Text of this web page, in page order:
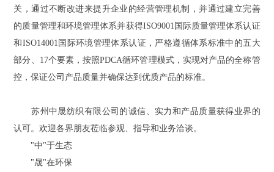
关，通过不断改进来提升企业的经营管理机制，并通过建立完善
的质量管理和环境管理体系并获得ISO9001国际质量管理体系认证
和ISO14001国际环境管理体系认证，严格遵循体系标准中的五大
部分、17个要素，按照PDCA循环管理模式，实现对产品的全称管
控，保证公司产品质量并确保达到优质产品的标准。
苏州中晟纺织有限公司的诚信、实力和产品质量获得业界的
认可。欢迎各界朋友莅临参观、指导和业务洽谈。
"中"于生态
"晟"在环保